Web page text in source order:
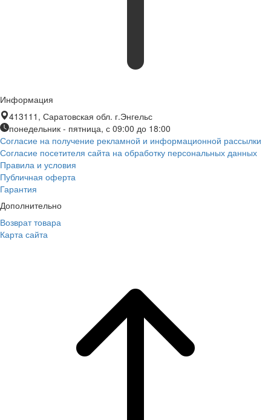
Информация
413111, Саратовская обл. г.Энгельс
понедельник - пятница, с 09:00 до 18:00
Согласие на получение рекламной и информационной рассылки
Согласие посетителя сайта на обработку персональных данных
Правила и условия
Публичная оферта
Гарантия
Дополнительно
Возврат товара
Карта сайта